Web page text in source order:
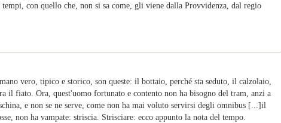
con quello che, non si sa come, gli viene dalla Provvidenza, dal regio
vero, tipico e storico, son queste: il bottaio, perché sta seduto, il calzolaio,
il fiato. Ora, quest'uomo fortunato e contento non ha bisogno del tram, anzi a
e non se ne serve, come non ha mai voluto servirsi degli omnibus [...]il
non ha vampate: striscia. Strisciare: ecco appunto la nota del tempo.